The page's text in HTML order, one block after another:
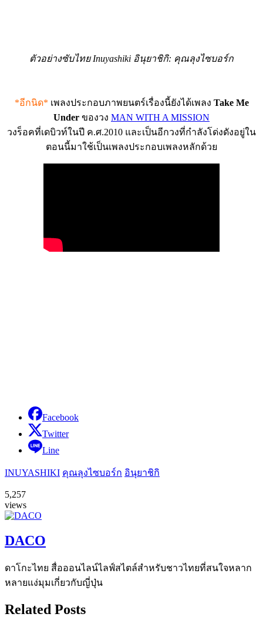
ตัวอย่างซับไทย Inuyashiki อินุยาชิกิ: คุณลุงไซบอร์ก
*อีกนิด* เพลงประกอบภาพยนตร์เรื่องนี้ยังได้เพลง Take Me
Under ของวง MAN WITH A MISSION
วงร็อคที่เดบิวท์ในปี ค.ศ.2010 และเป็นอีกวงที่กำลังโด่งดังอยู่ใน
ตอนนี้มาใช้เป็นเพลงประกอบเพลงหลักด้วย
Facebook
Twitter
Line
INUYASHIKI คุณลุงไซบอร์ก อินุยาชิกิ
5,257
views
DACO
ดาโกะไทย สื่อออนไลน์ไลฟ์สไตล์สำหรับชาวไทยที่สนใจหลาก
หลายแง่มุมเกี่ยวกับญี่ปุ่น
Related Posts